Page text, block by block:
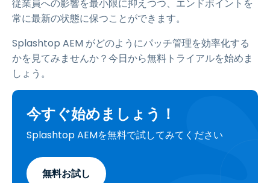
従業員への影響を最小限に抑えつつ、エンドポイントを
常に最新の状態に保つことができます。
Splashtop AEM がどのようにパッチ管理を効率化する
かを見てみませんか？今日から無料トライアルを始めま
しょう。
今すぐ始めましょう！
Splashtop AEMを無料で試してみてください
無料お試し